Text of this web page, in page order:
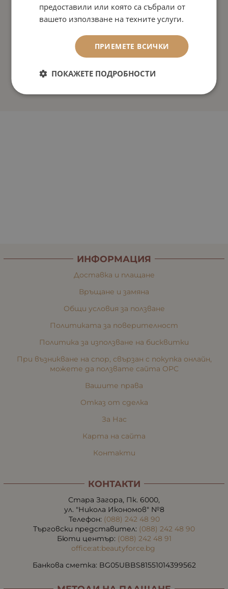
ИНФОРМАЦИЯ
Доставка и плащане
Връщане и замяна
Общи условия за ползване
Политиката за поверителност
Политика за използване на бисквитки
При възникване на спор, свързан с покупка онлайн,
можете да ползвате сайта ОРС
Вашите права
Отказ от сделка
За Нас
Карта на сайта
Контакти
КОНТАКТИ
Стара Загора, Пк. 6000,
ул. "Никола Икономов" №8
Телефон: (088) 242 48 90
Търговски представител: (088) 242 48 90
Бюти център: (088) 242 48 91
office:at:beautyforce.bg
Банкова сметка: BG05UBBS81551014399562
предоставили или която са събрали от
вашето използване на техните услуги.
ПРИЕМЕТЕ ВСИЧКИ
ПОКАЖЕТЕ ПОДРОБНОСТИ